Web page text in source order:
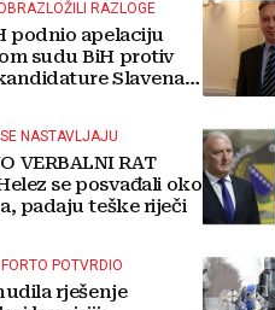
RAZLOGE
podnio apelaciju
sudu BiH protiv
Slavena
NASTAVLJAJU
VERBALNI RAT
se posvađali oko
padaju teške riječi
POTVRDIO
rješenje